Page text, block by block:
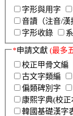
字形與用字
音讀（注音/漢
字形收錄
*申請文獻 (最多
校正甲骨文編
古文字類編
偏類碑別字
康熙字典(校正
韓國基礎漢字